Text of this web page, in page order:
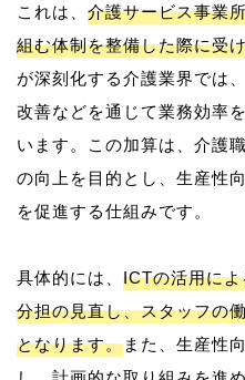
これは、 介護サービス事業
組む体制を整備した際に受
が深刻化する介護業界では
改善などを通じて業務効率
います。この加算は、介護
の向上を目的とし、生産性
を促進する仕組みです。
具体的には、 ICTの活用に
分担の見直し、スタッフの
となります。また、生産性